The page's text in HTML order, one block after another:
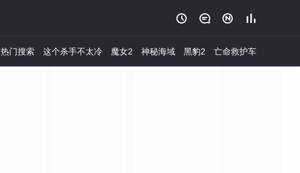
   
热门搜索 这个杀手不太冷 魔女2 神秘海域 黑豹2 亡命救护车